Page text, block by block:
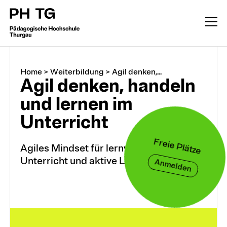
Weiterbildung
Home> Weiterbildung > Agil denken,...
Agil denken, handeln
und lernen im
Unterricht
Agiles Mindset für lernwirksamen
Unterricht und aktive Lernende
Freie Plätze
Anmelden